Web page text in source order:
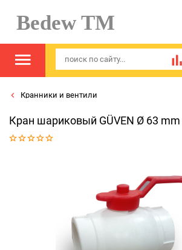
Bedew TM
Кранники и вентили
Кран шариковый GÜVEN Ø 63 mm